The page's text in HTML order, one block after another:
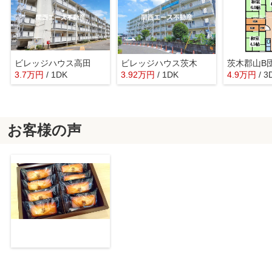
ビレッジハウス高田
3.7万円 / 1DK
ビレッジハウス茨木
3.92万円 / 1DK
茨木郡山B
4.9万円 /
お客様の声